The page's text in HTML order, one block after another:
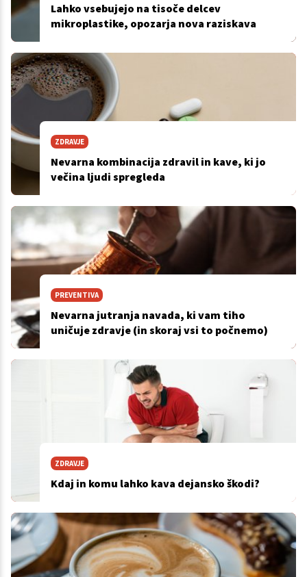
Lahko vsebujejo na tisoče delcev
mikroplastike, opozarja nova raziskava
ZDRAVJE
Nevarna kombinacija zdravil in kave, ki jo
večina ljudi spregleda
PREVENTIVA
Nevarna jutranja navada, ki vam tiho
uničuje zdravje (in skoraj vsi to počnemo)
ZDRAVJE
Kdaj in komu lahko kava dejansko škodi?